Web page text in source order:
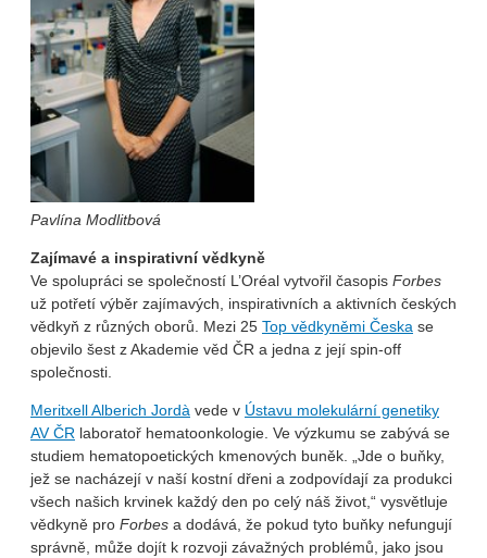
Pavlína Modlitbová
Zajímavé a inspirativní vědkyně
Ve spolupráci se společností L’Oréal vytvořil časopis Forbes
už potřetí výběr zajímavých, inspirativních a aktivních českých
vědkyň z různých oborů. Mezi 25 Top vědkyněmi Česka se
objevilo šest z Akademie věd ČR a jedna z její spin-off
společnosti.
Meritxell Alberich Jordà vede v Ústavu molekulární genetiky
AV ČR laboratoř hematoonkologie. Ve výzkumu se zabývá se
studiem hematopoetických kmenových buněk. „Jde o buňky,
jež se nacházejí v naší kostní dřeni a zodpovídají za produkci
všech našich krvinek každý den po celý náš život,“ vysvětluje
vědkyně pro Forbes a dodává, že pokud tyto buňky nefungují
správně, může dojít k rozvoji závažných problémů, jako jsou